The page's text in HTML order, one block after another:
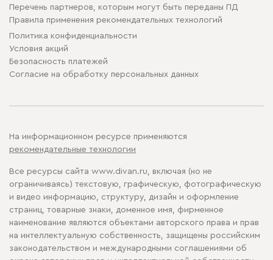
Перечень партнеров, которым могут быть переданы ПД
Правила применения рекомендательных технологий
Политика конфиденциальности
Условия акций
Безопасность платежей
Cогласие на обработку персональных данных
На информационном ресурсе применяются
рекомендательные технологии
Все ресурсы сайта www.divan.ru, включая (но не
ограничиваясь) текстовую, графическую, фотографическую
и видео информацию, структуру, дизайн и оформление
страниц, товарные знаки, доменное имя, фирменное
наименование являются объектами авторского права и прав
на интеллектуальную собственность, защищены российским
законодательством и международными соглашениями об